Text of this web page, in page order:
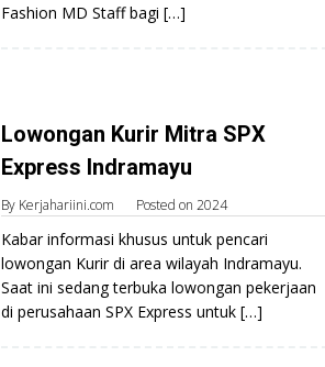
Fashion MD Staff bagi […]
Lowongan Kurir Mitra SPX
Express Indramayu
By Kerjahariini.com Posted on 2024
Kabar informasi khusus untuk pencari
lowongan Kurir di area wilayah Indramayu.
Saat ini sedang terbuka lowongan pekerjaan
di perusahaan SPX Express untuk […]